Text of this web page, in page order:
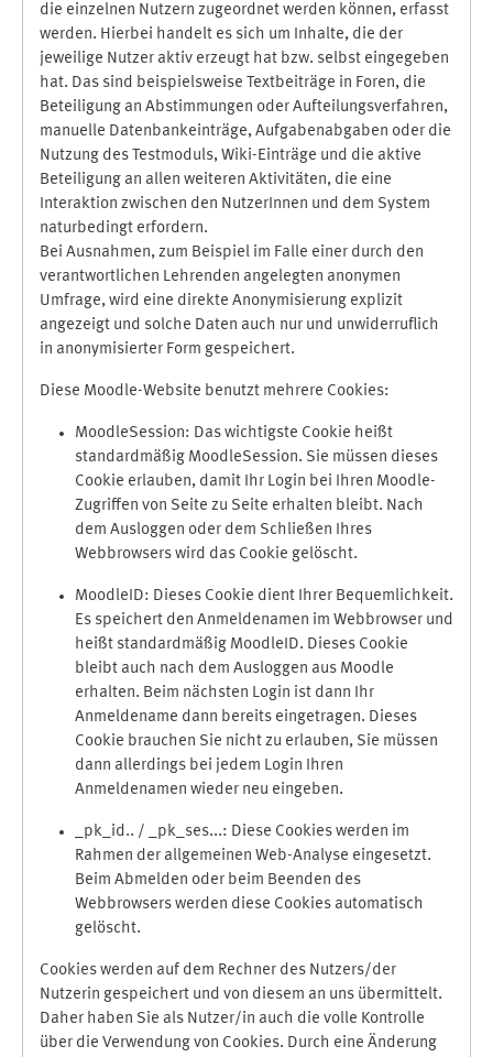
die einzelnen Nutzern zugeordnet werden können, erfasst
werden. Hierbei handelt es sich um Inhalte, die der
jeweilige Nutzer aktiv erzeugt hat bzw. selbst eingegeben
hat. Das sind beispielsweise Textbeiträge in Foren, die
Beteiligung an Abstimmungen oder Aufteilungsverfahren,
manuelle Datenbankeinträge, Aufgabenabgaben oder die
Nutzung des Testmoduls, Wiki-Einträge und die aktive
Beteiligung an allen weiteren Aktivitäten, die eine
Interaktion zwischen den NutzerInnen und dem System
naturbedingt erfordern.
Bei Ausnahmen, zum Beispiel im Falle einer durch den
verantwortlichen Lehrenden angelegten anonymen
Umfrage, wird eine direkte Anonymisierung explizit
angezeigt und solche Daten auch nur und unwiderruflich
in anonymisierter Form gespeichert.
Diese Moodle-Website benutzt mehrere Cookies:
MoodleSession: Das wichtigste Cookie heißt
standardmäßig MoodleSession. Sie müssen dieses
Cookie erlauben, damit Ihr Login bei Ihren Moodle-
Zugriffen von Seite zu Seite erhalten bleibt. Nach
dem Ausloggen oder dem Schließen Ihres
Webbrowsers wird das Cookie gelöscht.
MoodleID: Dieses Cookie dient Ihrer Bequemlichkeit.
Es speichert den Anmeldenamen im Webbrowser und
heißt standardmäßig MoodleID. Dieses Cookie
bleibt auch nach dem Ausloggen aus Moodle
erhalten. Beim nächsten Login ist dann Ihr
Anmeldename dann bereits eingetragen. Dieses
Cookie brauchen Sie nicht zu erlauben, Sie müssen
dann allerdings bei jedem Login Ihren
Anmeldenamen wieder neu eingeben.
_pk_id.. / _pk_ses...: Diese Cookies werden im
Rahmen der allgemeinen Web-Analyse eingesetzt.
Beim Abmelden oder beim Beenden des
Webbrowsers werden diese Cookies automatisch
gelöscht.
Cookies werden auf dem Rechner des Nutzers/der
Nutzerin gespeichert und von diesem an uns übermittelt.
Daher haben Sie als Nutzer/in auch die volle Kontrolle
über die Verwendung von Cookies. Durch eine Änderung